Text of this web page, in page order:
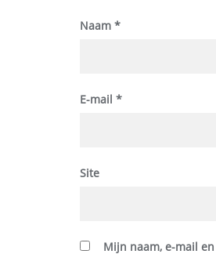
Naam *
E-mail *
Site
Mijn naam, e-mail